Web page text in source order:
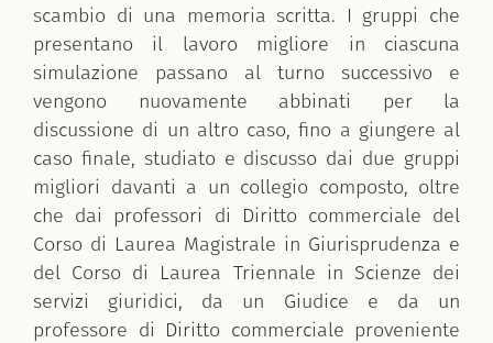
scambio di una memoria scritta. I gruppi che
presentano il lavoro migliore in ciascuna
simulazione passano al turno successivo e
vengono nuovamente abbinati per la
discussione di un altro caso, fino a giungere al
caso finale, studiato e discusso dai due gruppi
migliori davanti a un collegio composto, oltre
che dai professori di Diritto commerciale del
Corso di Laurea Magistrale in Giurisprudenza e
del Corso di Laurea Triennale in Scienze dei
servizi giuridici, da un Giudice e da un
professore di Diritto commerciale proveniente